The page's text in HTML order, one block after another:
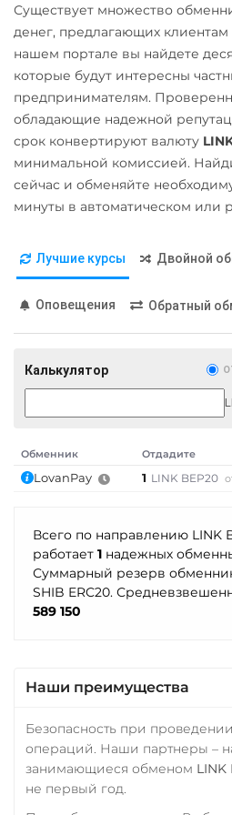
Internet Computer (ICP)
IOTA (MIOTA)
Kava
KuCoin Token (KCS)
Kusama (KSM)
Litecoin (LTC)
Monero (XMR)
NEAR Protocol
NEO
Notcoin (NOT)
Optimism (OP)
ERC20
Pepe
Pol (ex-MATIC)
Ripple (XRP)
Shib
BEP20
Евразийский Банк KZT
Карта МИР RUB
Любой банк
RUB UAH
МТС Банк RUB
Открытие RUB
Ощадбанк UAH
Промсвязьбанк RUB
Росбанк RUB
Россельхоз банк RUB
Русский Стандарт RUB
СБП RUB
Счет ИП/ООО
UAH
Тинькофф
Существует множество
денег, предлагающих
нашем портале вы найдете
которые будут интересны
предпринимателям.
обладающие надежной
срок конвертируют валюту
минимальной комиссией.
сейчас и обменяйте
минуты в автоматическом или
Лучшие курсы Двойной
Оповещения Обратный
Калькулятор
Обменник Отдадите
LovanPay 1 LINK BEP20
Всего по направлению LINK
работает 1 надежных
Суммарный резерв
SHIB ERC20.
589 150
Наши преимущества
Безопасность при
операций. Наши партнеры –
занимающиеся обменом LINK
не первый год.